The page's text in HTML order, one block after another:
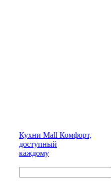
Кухни Mall Комфорт,
доступный
каждому